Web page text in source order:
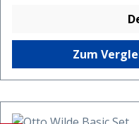
Zum